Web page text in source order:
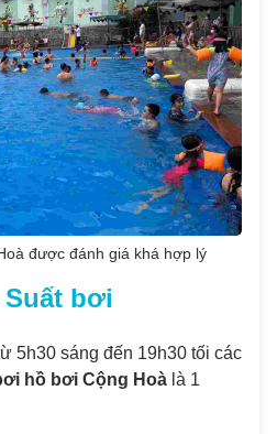
được đánh giá khá hợp lý
bơi
5h30 sáng đến 19h30 tối các
hồ bơi Cộng Hoà là 1